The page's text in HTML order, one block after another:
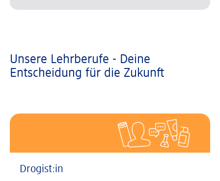
Unsere Lehrberufe - Deine
Entscheidung für die Zukunft
Drogist:in